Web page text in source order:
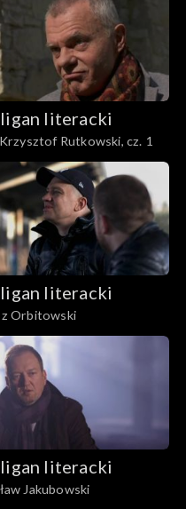
literacki
Rutkowski, cz. 1
literacki
Orbitowski
literacki
Jakubowski